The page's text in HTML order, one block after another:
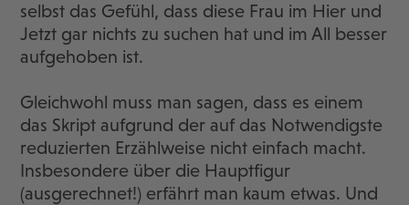
selbst das Gefühl, dass diese Frau im Hier und
Jetzt gar nichts zu suchen hat und im All besser
aufgehoben ist.
Gleichwohl muss man sagen, dass es einem
das Skript aufgrund der auf das Notwendigste
reduzierten Erzählweise nicht einfach macht.
Insbesondere über die Hauptfigur
(ausgerechnet!) erfährt man kaum etwas. Und